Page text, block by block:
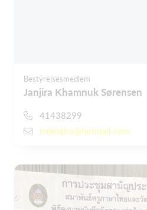
Bestyrelsesmedlem
Janjira Khamnuk Sørensen
41438299
mijenjira@hotmail.com